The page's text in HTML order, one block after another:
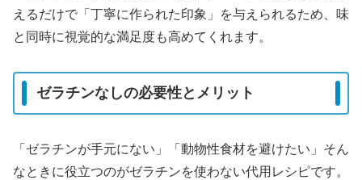
えるだけで「丁寧に作られた印象」を与えられるため、味
と同時に視覚的な満足度も高めてくれます。
ゼラチンなしの必要性とメリット
「ゼラチンが手元にない」「動物性食材を避けたい」そん
なときに役立つのがゼラチンを使わない代用レシピです。